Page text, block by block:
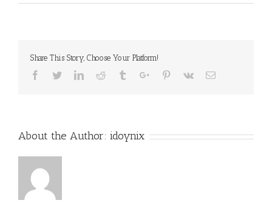
Share This Story, Choose Your Platform!
Facebook
TwitterLinkedinReddit TumblrGoogle+Pinterest
Vk Email
About the Author: idoynix